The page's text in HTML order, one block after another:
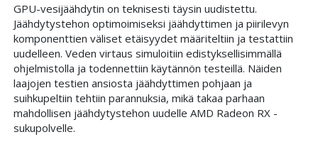
GPU-vesijäähdytin on teknisesti täysin uudistettu.
Jäähdytystehon optimoimiseksi jäähdyttimen ja piirilevyn
komponenttien väliset etäisyydet määriteltiin ja testattiin
uudelleen. Veden virtaus simuloitiin edistyksellisimmällä
ohjelmistolla ja todennettiin käytännön testeillä. Näiden
laajojen testien ansiosta jäähdyttimen pohjaan ja
suihkupeltiin tehtiin parannuksia, mikä takaa parhaan
mahdollisen jäähdytystehon uudelle AMD Radeon RX -
sukupolvelle.